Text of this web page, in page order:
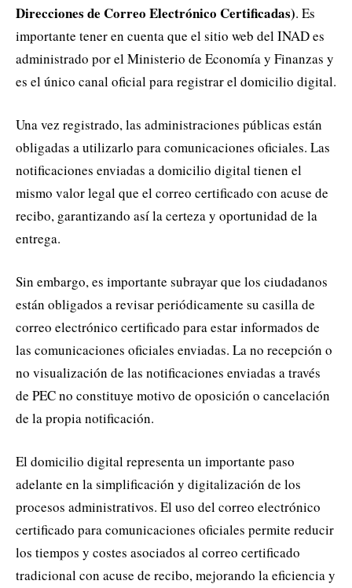
Direcciones de Correo Electrónico Certificadas). Es
importante tener en cuenta que el sitio web del INAD es
administrado por el Ministerio de Economía y Finanzas y
es el único canal oficial para registrar el domicilio digital.
Una vez registrado, las administraciones públicas están
obligadas a utilizarlo para comunicaciones oficiales. Las
notificaciones enviadas a domicilio digital tienen el
mismo valor legal que el correo certificado con acuse de
recibo, garantizando así la certeza y oportunidad de la
entrega.
Sin embargo, es importante subrayar que los ciudadanos
están obligados a revisar periódicamente su casilla de
correo electrónico certificado para estar informados de
las comunicaciones oficiales enviadas. La no recepción o
no visualización de las notificaciones enviadas a través
de PEC no constituye motivo de oposición o cancelación
de la propia notificación.
El domicilio digital representa un importante paso
adelante en la simplificación y digitalización de los
procesos administrativos. El uso del correo electrónico
certificado para comunicaciones oficiales permite reducir
los tiempos y costes asociados al correo certificado
tradicional con acuse de recibo, mejorando la eficiencia y